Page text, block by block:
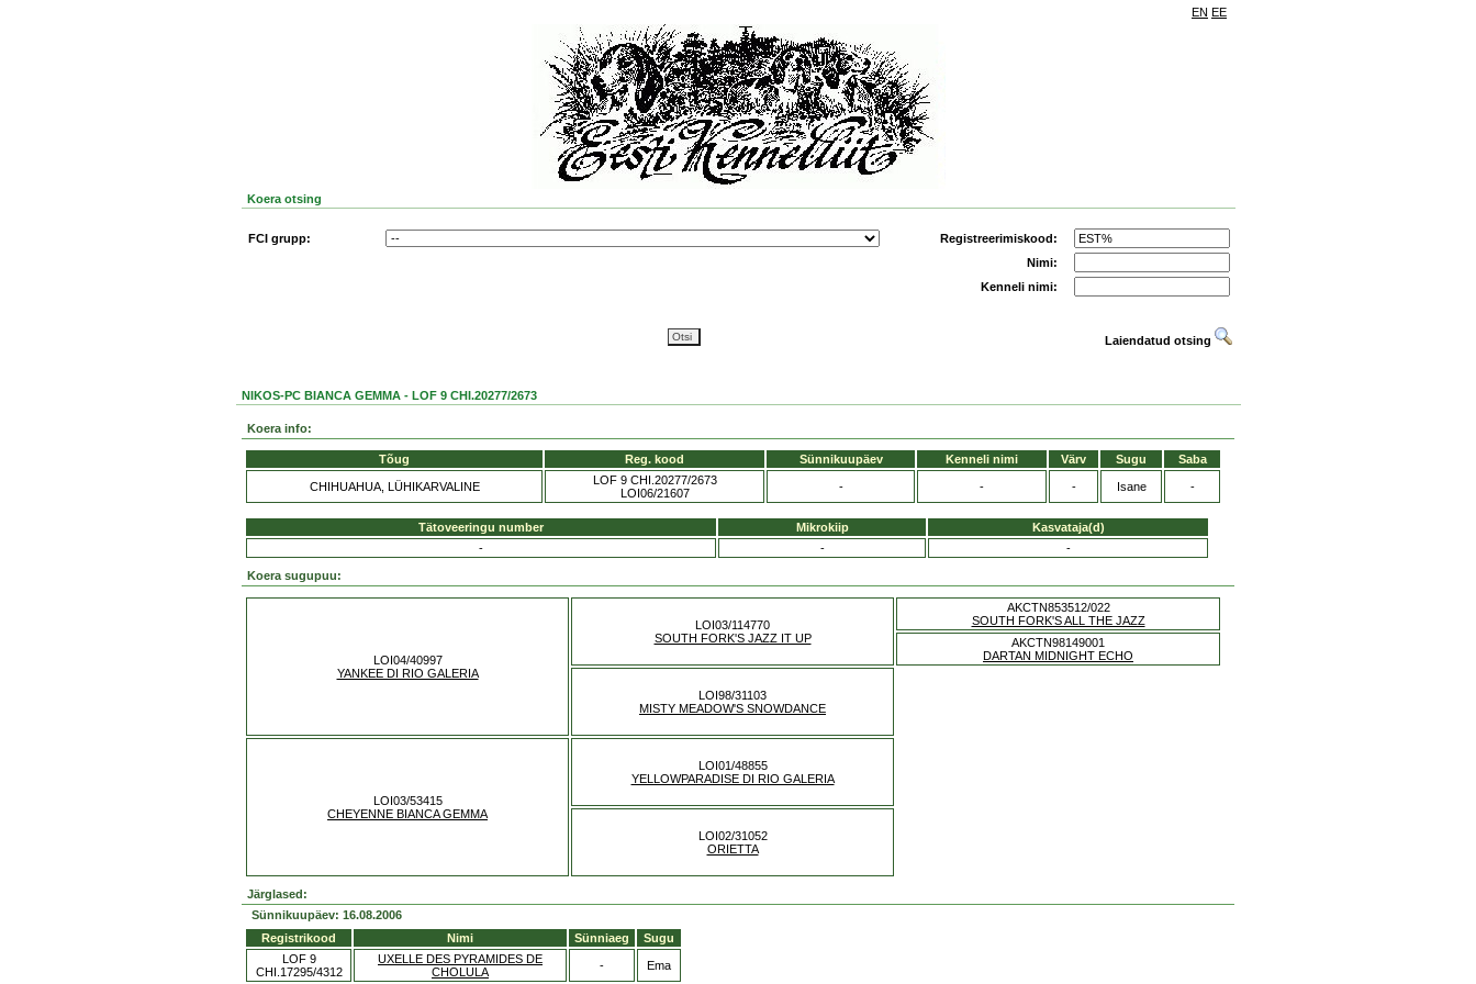
EN EE
Koera otsing
FCI grupp:
Registreerimiskood:
Nimi:
Kenneli nimi:
Laiendatud otsing
NIKOS-PC BIANCA GEMMA - LOF 9 CHI.20277/2673
Koera info:
Tõug Reg. kood Sünnikuupäev Kenneli nimi Värv Sugu Saba
CHIHUAHUA, LÜHIKARVALINE
LOF 9 CHI.20277/2673
LOI06/21607
- - - Isane -
Tätoveeringu number Mikrokiip
Kasvataja(d)
-
- -
Koera sugupuu:
LOI04/40997
YANKEE DI RIO GALERIA
LOI03/114770
SOUTH FORK'S JAZZ IT UP
AKCTN853512/022
SOUTH FORK'S ALL THE JAZZ
AKCTN98149001
DARTAN MIDNIGHT ECHO
LOI98/31103
MISTY MEADOW'S SNOWDANCE
LOI03/53415
CHEYENNE BIANCA GEMMA
LOI01/48855
YELLOWPARADISE DI RIO GALERIA
LOI02/31052
ORIETTA
Järglased:
Sünnikuupäev: 16.08.2006
Registrikood
Nimi Sünniaeg
Sugu
LOF 9
CHI.17295/4312
UXELLE DES PYRAMIDES DE
CHOLULA
- Ema